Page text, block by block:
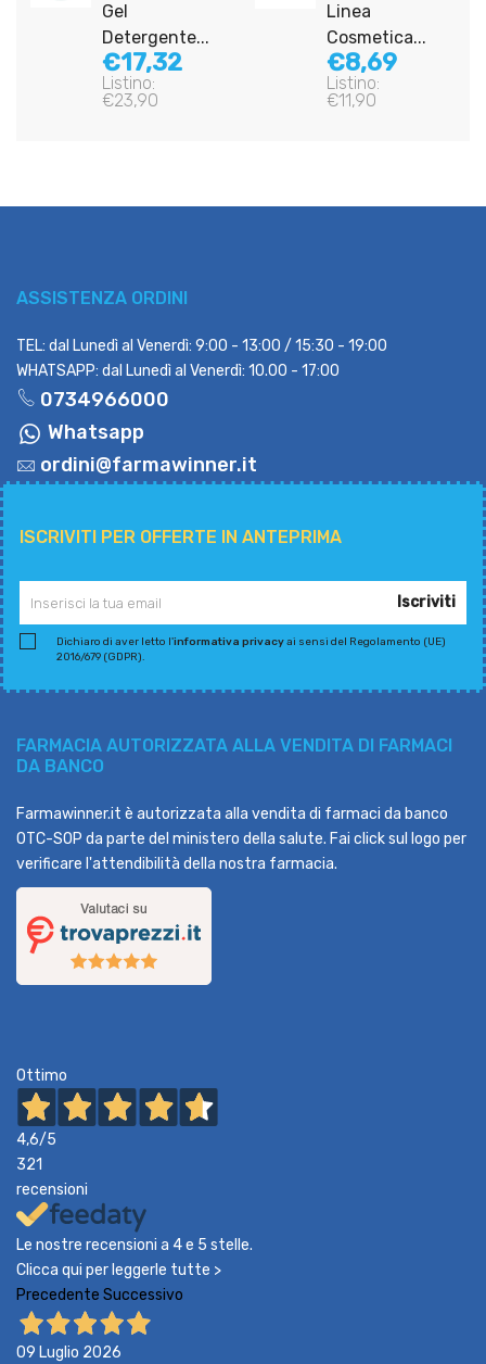
Gel
Detergente...
€17,32
Listino:
€23,90
Linea
Cosmetica...
€8,69
Listino:
€11,90
ASSISTENZA ORDINI
TEL: dal Lunedì al Venerdì: 9:00 - 13:00 / 15:30 - 19:00
WHATSAPP: dal Lunedì al Venerdì: 10.00 - 17:00
0734966000
Whatsapp
ordini@farmawinner.it
ISCRIVITI PER OFFERTE IN ANTEPRIMA
Iscriviti
Dichiaro di aver letto l'informativa privacyai sensi del Regolamento (UE)
2016/679 (GDPR).
FARMACIA AUTORIZZATA ALLA VENDITA DI FARMACI
DA BANCO
Farmawinner.it è autorizzata alla vendita di farmaci da banco
OTC-SOP da parte del ministero della salute. Fai click sul logo per
verificare l'attendibilità della nostra farmacia.
Ottimo
4,6/5
321
recensioni
Le nostre recensioni a 4 e 5 stelle.
Clicca qui per leggerle tutte >
Precedente Successivo
09 Luglio 2026